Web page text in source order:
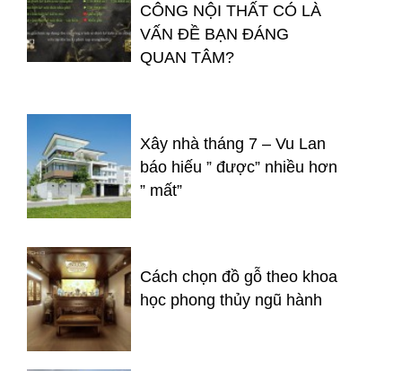
CÔNG NỘI THẤT CÓ LÀ
VẤN ĐỀ BẠN ĐÁNG
QUAN TÂM?
Xây nhà tháng 7 – Vu Lan
báo hiếu ” được” nhiều hơn
” mất”
Cách chọn đồ gỗ theo khoa
học phong thủy ngũ hành